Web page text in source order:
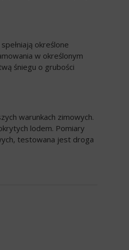
określone
w określonym
śniegu o grubości
warunkach zimowych.
lodem. Pomiary
testowana jest droga